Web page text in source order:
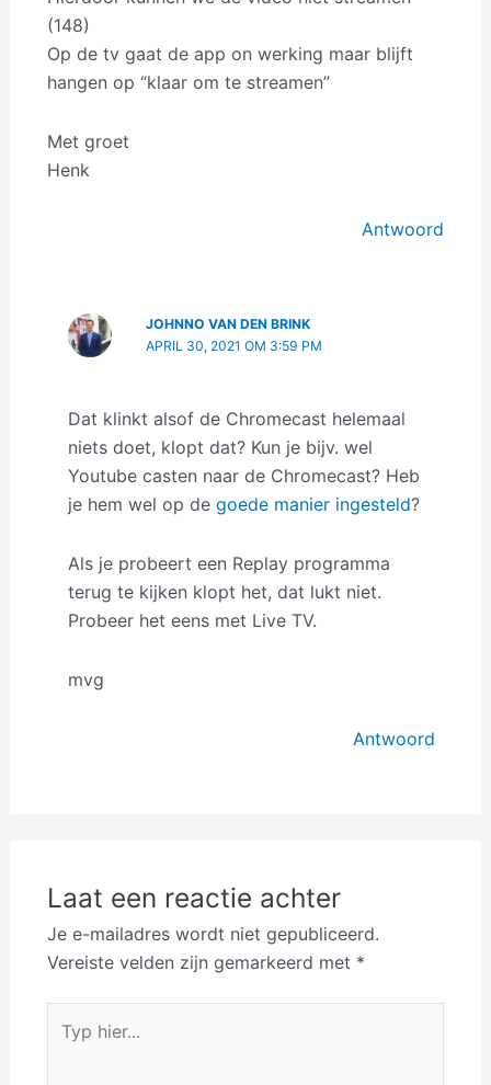
(148)
Op de tv gaat de app on werking maar blijft
hangen op “klaar om te streamen”
Met groet
Henk
Antwoord
JOHNNO VAN DEN BRINK
APRIL 30, 2021 OM 3:59 PM
Dat klinkt alsof de Chromecast helemaal
niets doet, klopt dat? Kun je bijv. wel
Youtube casten naar de Chromecast? Heb
je hem wel op de goede manier ingesteld?
Als je probeert een Replay programma
terug te kijken klopt het, dat lukt niet.
Probeer het eens met Live TV.
mvg
Antwoord
Laat een reactie achter
Je e-mailadres wordt niet gepubliceerd.
Vereiste velden zijn gemarkeerd met *
hier...